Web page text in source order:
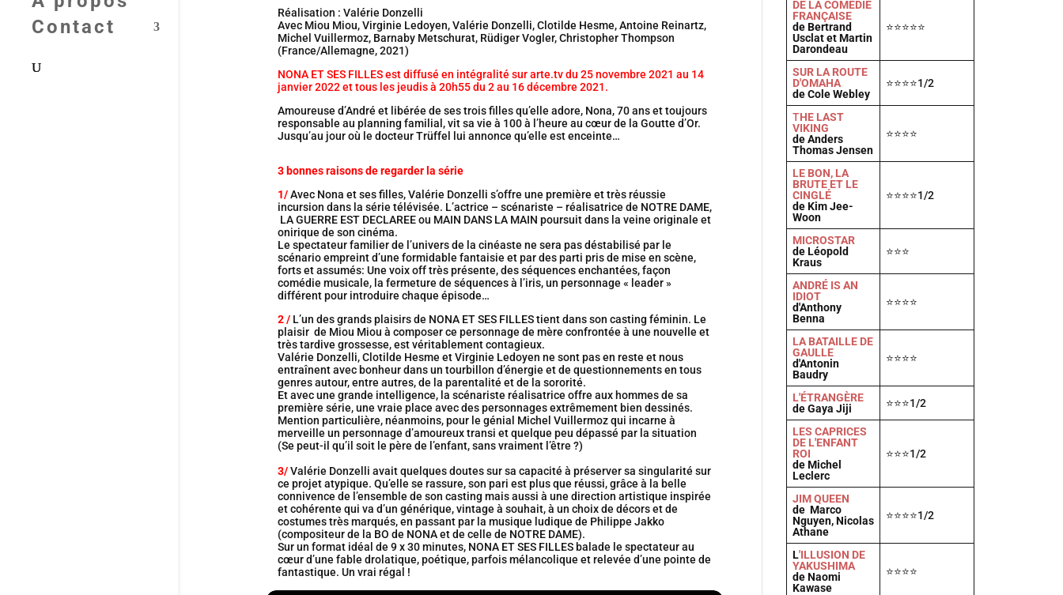
Contact
Réalisation : Valérie Donzelli
Avec Miou Miou, Virginie Ledoyen, Valérie Donzelli, Clotilde Hesme, Antoine Reinartz,
Michel Vuillermoz, Barnaby Metschurat, Rüdiger Vogler, Christopher Thompson
(France/Allemagne, 2021)
NONA ET SES FILLES est diffusé en intégralité sur arte.tv du 25 novembre 2021 au 14
janvier 2022 et tous les jeudis à 20h55 du 2 au 16 décembre 2021.
Amoureuse d’André et libérée de ses trois filles qu’elle adore, Nona, 70 ans et toujours
responsable au planning familial, vit sa vie à 100 à l’heure au cœur de la Goutte d’Or.
Jusqu’au jour où le docteur Trüffel lui annonce qu’elle est enceinte…
3 bonnes raisons de regarder la série
1/Avec Nona et ses filles, Valérie Donzelli s’offre une première et très réussie
incursion dans la série télévisée. L’actrice – scénariste – réalisatrice de NOTRE DAME,
LA GUERRE EST DECLAREE ou MAIN DANS LA MAIN poursuit dans la veine originale et
onirique de son cinéma.
Le spectateur familier de l’univers de la cinéaste ne sera pas déstabilisé par le
scénario empreint d’une formidable fantaisie et par des parti pris de mise en scène,
forts et assumés: Une voix off très présente, des séquences enchantées, façon
comédie musicale, la fermeture de séquences à l’iris, un personnage « leader »
différent pour introduire chaque épisode…
2 /L’un des grands plaisirs de NONA ET SES FILLES tient dans son casting féminin. Le
plaisir de Miou Miou à composer ce personnage de mère confrontée à une nouvelle et
très tardive grossesse, est véritablement contagieux.
Valérie Donzelli, Clotilde Hesme et Virginie Ledoyen ne sont pas en reste et nous
entraînent avec bonheur dans un tourbillon d’énergie et de questionnements en tous
genres autour, entre autres, de la parentalité et de la sororité.
Et avec une grande intelligence, la scénariste réalisatrice offre aux hommes de sa
première série, une vraie place avec des personnages extrêmement bien dessinés.
Mention particulière, néanmoins, pour le génial Michel Vuillermoz qui incarne à
merveille un personnage d’amoureux transi et quelque peu dépassé par la situation
(Se peut-il qu’il soit le père de l’enfant, sans vraiment l’être ?)
3/Valérie Donzelli avait quelques doutes sur sa capacité à préserver sa singularité sur
ce projet atypique. Qu’elle se rassure, son pari est plus que réussi, grâce à la belle
connivence de l’ensemble de son casting mais aussi à une direction artistique inspirée
et cohérente qui va d’un générique, vintage à souhait, à un choix de décors et de
costumes très marqués, en passant par la musique ludique de Philippe Jakko
(compositeur de la BO de NONA et de celle de NOTRE DAME).
Sur un format idéal de 9 x 30 minutes, NONA ET SES FILLES balade le spectateur au
cœur d’une fable drolatique, poétique, parfois mélancolique et relevée d’une pointe de
fantastique. Un vrai régal !
DE LA COMÉDIE
FRANÇAISE
de Bertrand
Usclat et Martin
Darondeau
⭐⭐⭐⭐⭐
SUR LA ROUTE
D'OMAHA
de Cole Webley
⭐⭐⭐⭐1/2
THE LAST
VIKING
de Anders
Thomas Jensen
⭐⭐⭐⭐
LE BON, LA
BRUTE ET LE
CINGLÉ
de Kim Jee-
Woon
⭐⭐⭐⭐1/2
MICROSTAR
de Léopold
Kraus
⭐⭐⭐
ANDRÉ IS AN
IDIOT
d'Anthony
Benna
⭐⭐⭐⭐
LA BATAILLE DE
GAULLE
d'Antonin
Baudry
⭐⭐⭐⭐
L'ÉTRANGÈRE
de Gaya Jiji
⭐⭐⭐1/2
LES CAPRICES
DE L'ENFANT
ROI
de Michel
Leclerc
⭐⭐⭐1/2
JIM QUEEN
de Marco
Nguyen, Nicolas
Athane
⭐⭐⭐⭐1/2
L'ILLUSION DE
YAKUSHIMA
de Naomi
Kawase
⭐⭐⭐⭐